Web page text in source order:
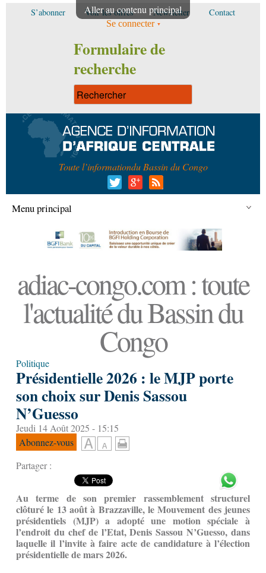
Aller au contenu principal
S’abonner Voir les offres Newsletter Contact
Se connecter
Formulaire de
recherche
Toute l’informationdu Bassin du Congo
Menu principal
adiac-congo.com : toute
l'actualité du Bassin du
Congo
Politique
Présidentielle 2026 : le MJP porte
son choix sur Denis Sassou
N’Guesso
Jeudi 14 Août 2025 - 15:15
Abonnez-vous
Partager :
Au terme de son premier rassemblement structurel
clôturé le 13 août à Brazzaville, le Mouvement des jeunes
présidentiels (MJP) a adopté une motion spéciale à
l’endroit du chef de l’Etat, Denis Sassou N’Guesso, dans
laquelle il l’invite à faire acte de candidature à l’élection
présidentielle de mars 2026.